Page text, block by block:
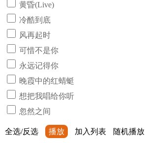
黄昏(Live)
冷酷到底
风再起时
可惜不是你
永远记得你
晚霞中的红蜻蜓
想把我唱给你听
忽然之间
全选/反选 播放 加入列表 随机播放